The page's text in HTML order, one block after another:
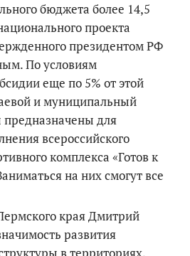
бюджета более 14,5
проекта
президентом РФ
По условиям
еще по 5% от этой
и муниципальный
для
всероссийского
комплекса «Готов к
на них смогут все
края Дмитрий
развития